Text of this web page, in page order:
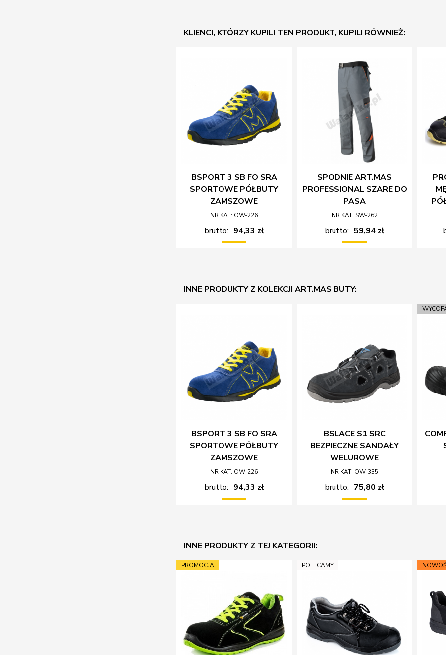
KLIENCI, KTÓRZY KUPILI TEN PRODUKT, KUPILI RÓWNIEŻ:
BSPORT 3 SB FO SRA
SPORTOWE PÓŁBUTY
ZAMSZOWE
NR KAT: OW-226
brutto: 94,33 zł
SPODNIE ART.MAS
PROFESSIONAL SZARE DO
PASA
NR KAT: SW-262
brutto: 59,94 zł
INNE PRODUKTY Z KOLEKCJI ART.MAS BUTY:
BSPORT 3 SB FO SRA
SPORTOWE PÓŁBUTY
ZAMSZOWE
NR KAT: OW-226
brutto: 94,33 zł
BSLACE S1 SRC
BEZPIECZNE SANDAŁY
WELUROWE
NR KAT: OW-335
brutto: 75,80 zł
INNE PRODUKTY Z TEJ KATEGORII:
PROMOCJA POLECAMY